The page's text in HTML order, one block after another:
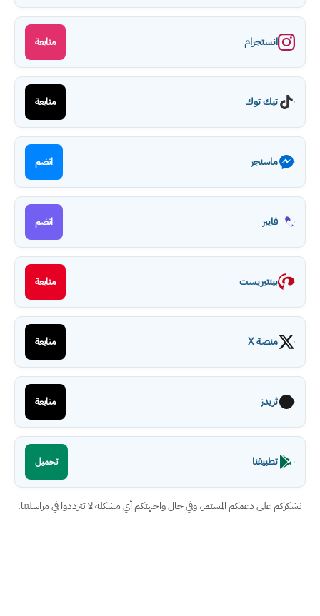
انستجرام متابعة
تيك توك متابعة
ماسنجر انضم
فايبر انضم
بينتيريست متابعة
منصة X متابعة
ثريدز متابعة
تطبيقنا تحميل
نشكركم على دعمكم المستمر، وفي حال واجهتكم أي مشكلة لا تترددوا في مراسلتنا.